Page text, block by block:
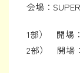
会場：
1部） 開場
2部） 開場